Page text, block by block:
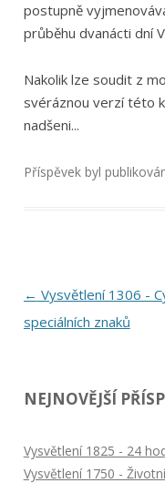
postupně
průběhu dvanácti dní
Nakolik lze soudit z
svéráznou verzí této
nadšeni...
Příspěvek byl
Navigace
pro
← Vysvětlení 1306 -
speciálních znaků
NEJNOVĚJŠÍ
Vysvětlení 1825 - 24
Vysvětlení 1750 -